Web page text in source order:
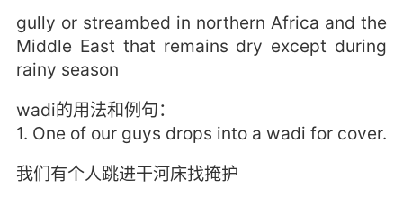
gully or streambed in northern Africa and the
Middle East that remains dry except during
rainy season
wadi的用法和例句：
1. One of our guys drops into a wadi for cover.
我们有个人跳进干河床找掩护